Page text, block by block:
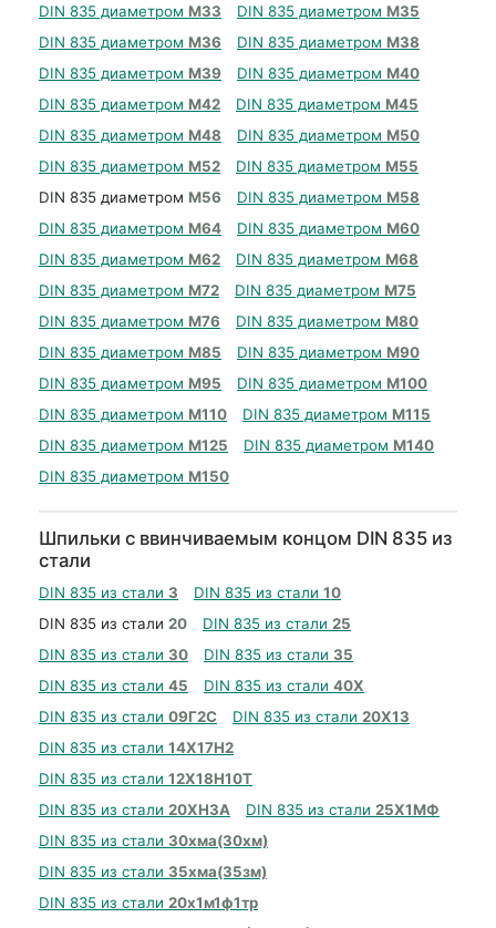
DIN 835 диаметром М33 DIN 835 диаметром М35
DIN 835 диаметром М36 DIN 835 диаметром М38
DIN 835 диаметром М39 DIN 835 диаметром М40
DIN 835 диаметром М42 DIN 835 диаметром М45
DIN 835 диаметром М48 DIN 835 диаметром М50
DIN 835 диаметром М52 DIN 835 диаметром М55
DIN 835 диаметром М56 DIN 835 диаметром М58
DIN 835 диаметром М64 DIN 835 диаметром М60
DIN 835 диаметром М62 DIN 835 диаметром М68
DIN 835 диаметром М72 DIN 835 диаметром М75
DIN 835 диаметром М76 DIN 835 диаметром М80
DIN 835 диаметром М85 DIN 835 диаметром М90
DIN 835 диаметром М95 DIN 835 диаметром М100
DIN 835 диаметром М110 DIN 835 диаметром М115
DIN 835 диаметром М125 DIN 835 диаметром М140
DIN 835 диаметром М150
Шпильки с ввинчиваемым концом DIN 835 из
стали
DIN 835 из стали 3 DIN 835 из стали 10
DIN 835 из стали 20 DIN 835 из стали 25
DIN 835 из стали 30 DIN 835 из стали 35
DIN 835 из стали 45 DIN 835 из стали 40Х
DIN 835 из стали 09Г2С DIN 835 из стали 20Х13
DIN 835 из стали 14Х17Н2
DIN 835 из стали 12Х18Н10Т
DIN 835 из стали 20ХН3А DIN 835 из стали 25Х1МФ
DIN 835 из стали 30хма(30хм)
DIN 835 из стали 35хма(35зм)
DIN 835 из стали 20х1м1ф1тр